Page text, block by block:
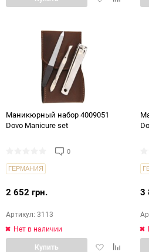
Маникюрный набор 4009051
Dovo Manicure set
0
ГЕРМАНИЯ
2 652 грн.
Артикул: 3113
Нет в наличии
ДобавитьДобавить
Купить
3